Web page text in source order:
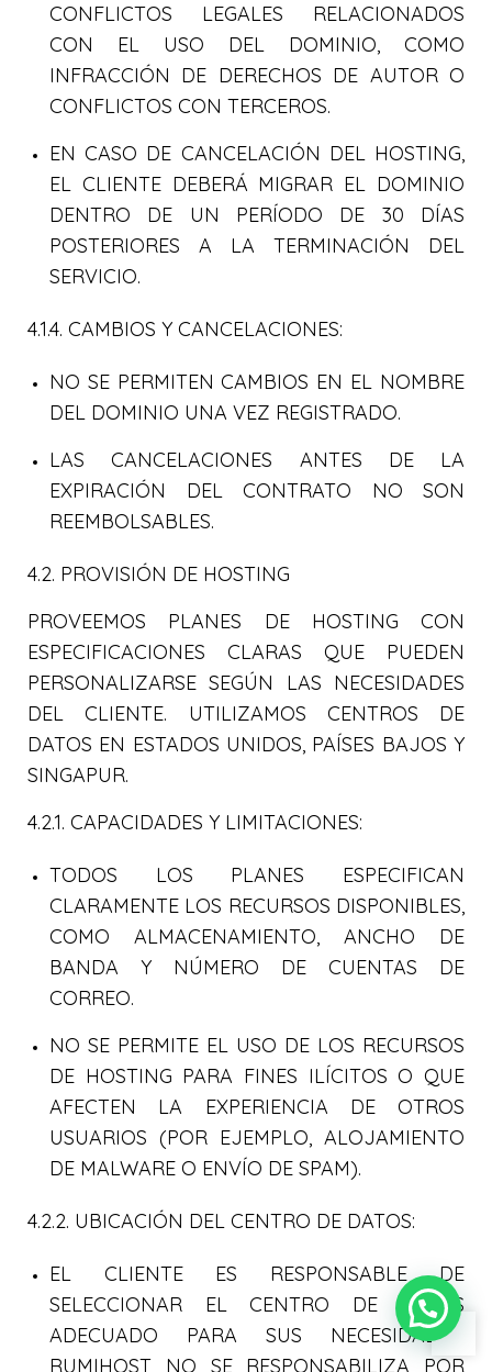
CONFLICTOS LEGALES RELACIONADOS
CON EL USO DEL DOMINIO, COMO
INFRACCIÓN DE DERECHOS DE AUTOR O
CONFLICTOS CON TERCEROS.
EN CASO DE CANCELACIÓN DEL HOSTING,
EL CLIENTE DEBERÁ MIGRAR EL DOMINIO
DENTRO DE UN PERÍODO DE 30 DÍAS
POSTERIORES A LA TERMINACIÓN DEL
SERVICIO.
4.1.4. CAMBIOS Y CANCELACIONES:
NO SE PERMITEN CAMBIOS EN EL NOMBRE
DEL DOMINIO UNA VEZ REGISTRADO.
LAS CANCELACIONES ANTES DE LA
EXPIRACIÓN DEL CONTRATO NO SON
REEMBOLSABLES.
4.2. PROVISIÓN DE HOSTING
PROVEEMOS PLANES DE HOSTING CON
ESPECIFICACIONES CLARAS QUE PUEDEN
PERSONALIZARSE SEGÚN LAS NECESIDADES
DEL CLIENTE. UTILIZAMOS CENTROS DE
DATOS EN ESTADOS UNIDOS, PAÍSES BAJOS Y
SINGAPUR.
4.2.1. CAPACIDADES Y LIMITACIONES:
TODOS LOS PLANES ESPECIFICAN
CLARAMENTE LOS RECURSOS DISPONIBLES,
COMO ALMACENAMIENTO, ANCHO DE
BANDA Y NÚMERO DE CUENTAS DE
CORREO.
NO SE PERMITE EL USO DE LOS RECURSOS
DE HOSTING PARA FINES ILÍCITOS O QUE
AFECTEN LA EXPERIENCIA DE OTROS
USUARIOS (POR EJEMPLO, ALOJAMIENTO
DE MALWARE O ENVÍO DE SPAM).
4.2.2. UBICACIÓN DEL CENTRO DE DATOS:
EL CLIENTE ES RESPONSABLE DE
SELECCIONAR EL CENTRO DE DATOS
ADECUADO PARA SUS NECESIDADES.
RUMIHOST NO SE RESPONSABILIZA POR